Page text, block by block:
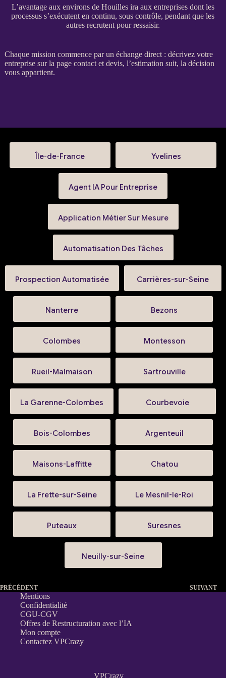
L’avantage aux environs de Houilles ira aux entreprises dont les
processus s’exécutent en continu, sous contrôle, pendant que les
autres recrutent pour ressaisir.
Chaque mission commence par un échange direct : décrivez votre
entreprise sur la page contact et devis, l’estimation suit, la décision
vous appartient.
Île-de-France Yvelines
Agent IA Pour Entreprise
Application Métier Sur Mesure
Automatisation Des Tâches
Prospection Automatisée Carrières-sur-Seine
Nanterre Bezons
Colombes Montesson
Rueil-Malmaison Sartrouville
La Garenne-Colombes Courbevoie
Bois-Colombes Argenteuil
Maisons-Laffitte Chatou
La Frette-sur-Seine Le Mesnil-le-Roi
Puteaux Suresnes
Neuilly-sur-Seine
PRÉCÉDENT SUIVANT
Mentions
Confidentialité
CGU-CGV
Offres de Restructuration avec l’IA
Mon compte
Contactez VPCrazy
VPCrazy